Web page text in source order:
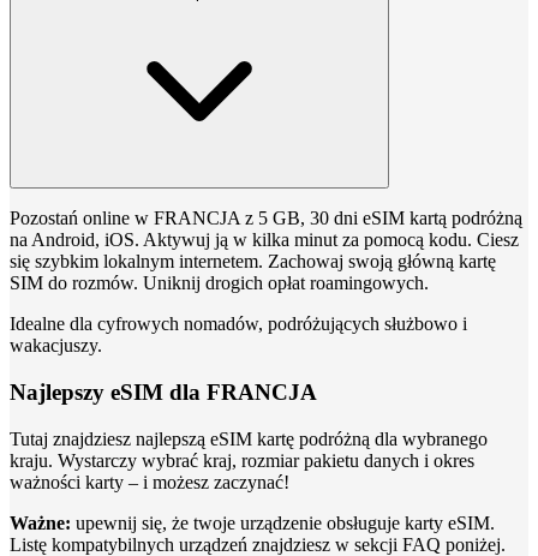
Pozostań online w FRANCJA z 5 GB, 30 dni eSIM kartą podróżną
na Android, iOS. Aktywuj ją w kilka minut za pomocą kodu. Ciesz
się szybkim lokalnym internetem. Zachowaj swoją główną kartę
SIM do rozmów. Uniknij drogich opłat roamingowych.
Idealne dla cyfrowych nomadów, podróżujących służbowo i
wakacjuszy.
Najlepszy eSIM dla FRANCJA
Tutaj znajdziesz najlepszą eSIM kartę podróżną dla wybranego
kraju. Wystarczy wybrać kraj, rozmiar pakietu danych i okres
ważności karty – i możesz zaczynać!
Ważne: upewnij się, że twoje urządzenie obsługuje karty eSIM.
Listę kompatybilnych urządzeń znajdziesz w sekcji FAQ poniżej.